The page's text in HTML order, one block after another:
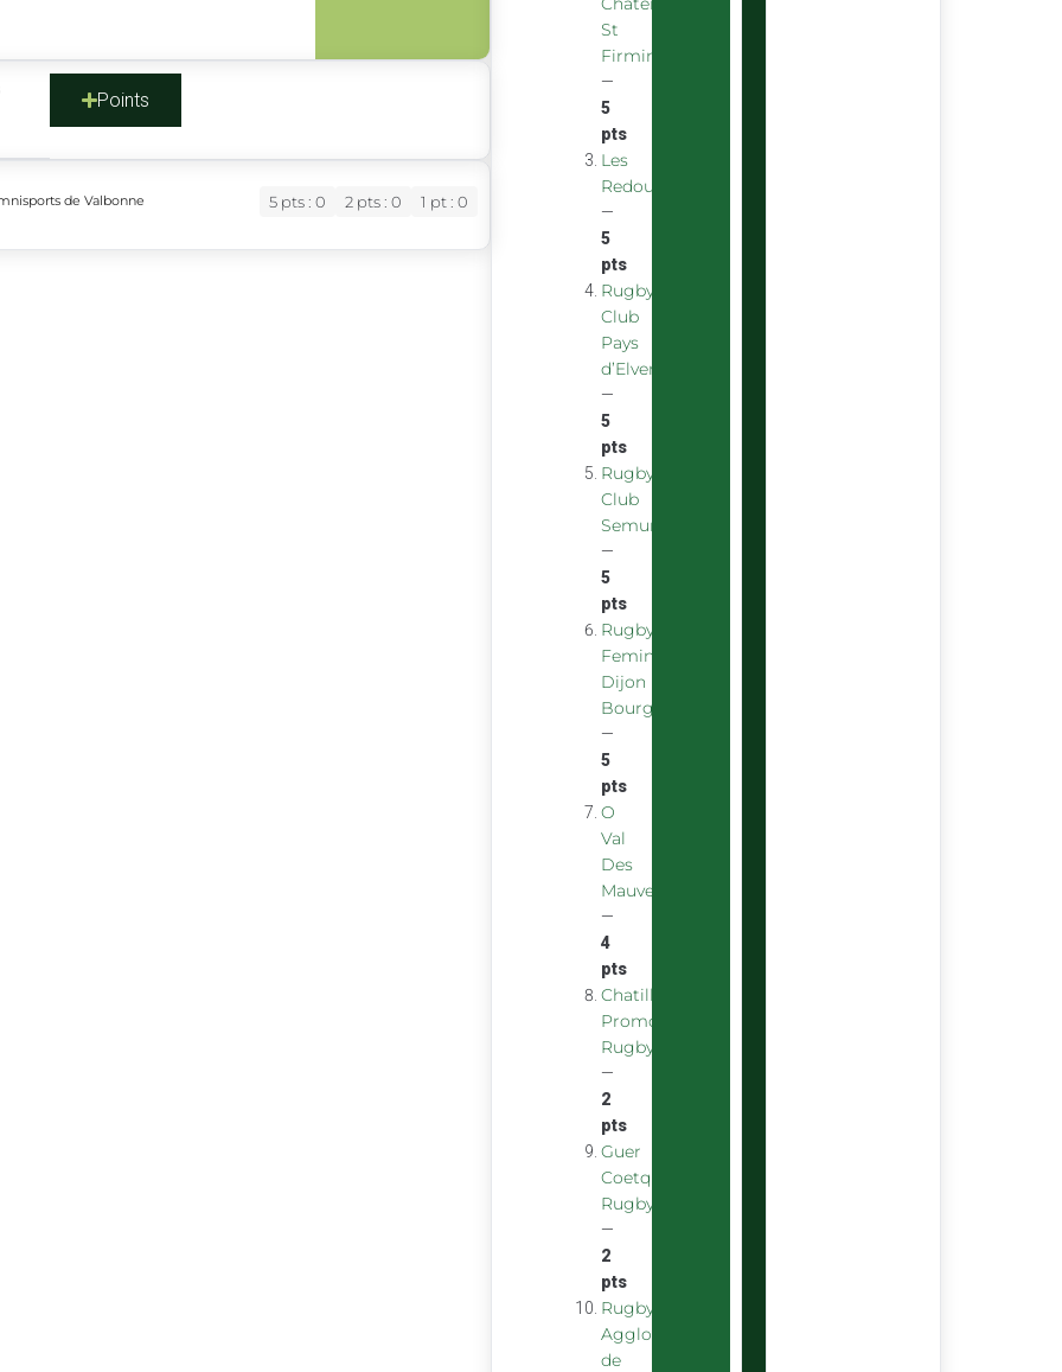
Points
5 pts : 0 2 pts : 0 1 pt : 0
de Valbonne
St
Firmin
—
5
pts
Les
Redoubstables
—
5
pts
Rugby
Club
Pays
d’Elven
—
5
pts
Rugby
Club
Semurois
—
5
pts
Rugby
Feminin
Dijon
Bourgogne
—
5
pts
O
Val
Des
Mauves
—
4
pts
Chatillon
Promotion
Rugby
—
2
pts
Guer
Coetquidan
Rugby
—
2
pts
Rugby
Agglomeration
de